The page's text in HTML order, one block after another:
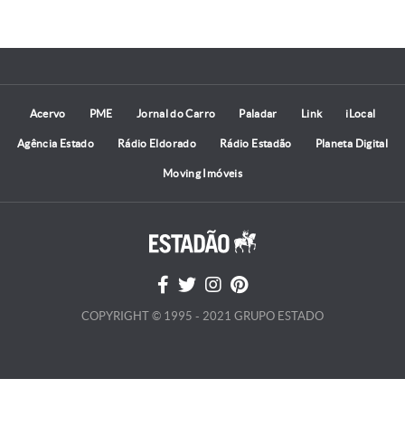
Acervo PME Jornal do Carro Paladar Link iLocal
Agência Estado Rádio Eldorado Rádio Estadão Planeta Digital
Moving Imóveis
COPYRIGHT © 1995 - 2021 GRUPO ESTADO